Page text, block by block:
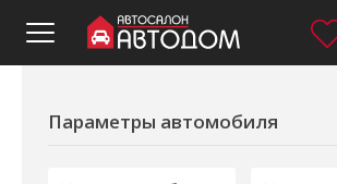
Параметры автомобиля